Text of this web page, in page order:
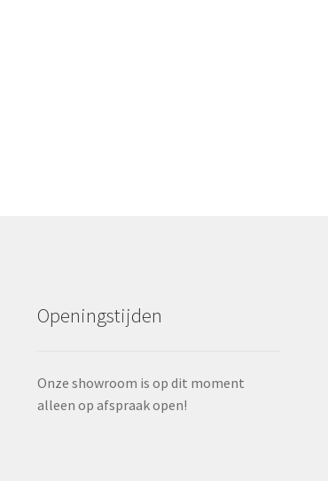
Openingstijden
Onze showroom is op dit moment
alleen op afspraak open!